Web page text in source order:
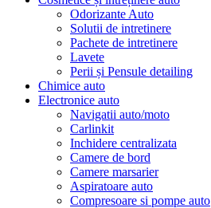
Odorizante Auto
Solutii de intretinere
Pachete de intretinere
Lavete
Perii și Pensule detailing
Chimice auto
Electronice auto
Navigatii auto/moto
Carlinkit
Inchidere centralizata
Camere de bord
Camere marsarier
Aspiratoare auto
Compresoare si pompe auto